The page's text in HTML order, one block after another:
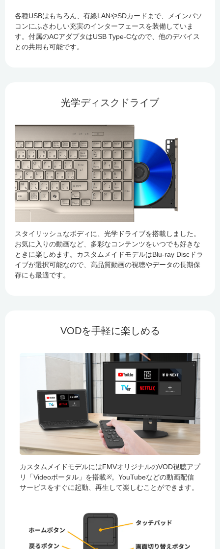
各種USBはもちろん、有線LANやSDカードまで、メインパソ
コンにふさわしい充実のインターフェースを装備していま
す。付属のACアダプタはUSB Type-Cなので、他のデバイス
との共用も可能です。
光学ディスクドライブ
スタイリッシュなボディに、光学ドライブを搭載しました。
お気に入りの動画など、多彩なコンテンツをいつでも好きな
ときに楽しめます。カスタムメイドモデルはBlu-ray Discドラ
イブが選択可能なので、高品質動画の視聴やデータの長期保
存にも最適です。
VODを手軽に楽しめる
カスタムメイドモデルにはFMVオリジナルのVOD視聴アプ
リ「Videoポータル」を搭載※。YouTubeなどの動画配信
サービスをすぐに起動、再生して楽しむことができます。